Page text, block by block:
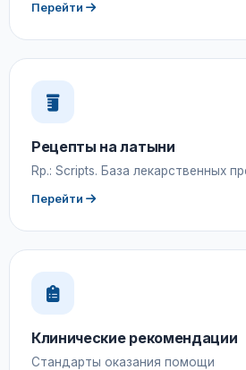
Перейти
Рецепты на латыни
Rp.: Scripts. База лекарственных
Перейти
Клинические рекомендации
Стандарты оказания помощи